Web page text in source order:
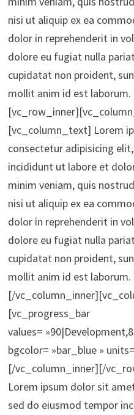
nisi ut aliquip ex ea
dolor in reprehenderit in
dolore eu fugiat nulla
cupidatat non proident,
mollit anim id est
[vc_column_text] Lorem
consectetur adipisicing
incididunt ut labore et
minim veniam, quis
nisi ut aliquip ex ea
dolor in reprehenderit in
dolore eu fugiat nulla
cupidatat non proident,
mollit anim id est
[/
[vc_progress_bar
values=
bgcolor= »bar_blue »
[/vc_column_inner][/
Lorem ipsum dolor sit
sed do eiusmod tempor